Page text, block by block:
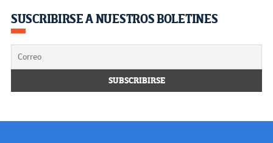
SUSCRIBIRSE A NUESTROS BOLETINES